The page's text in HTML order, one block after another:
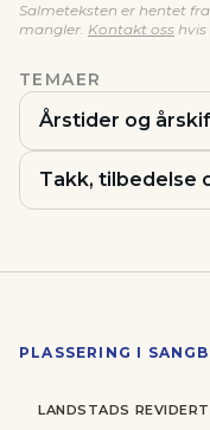
Salmeteksten er hentet
mangler. Kontakt oss hvis
TEMAER
Årstider og
Takk, tilbedelse
PLASSERING I
LANDSTADS